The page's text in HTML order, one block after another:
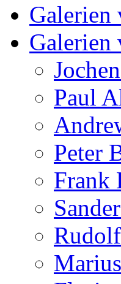
Galerien
Paul
Peter
Frank